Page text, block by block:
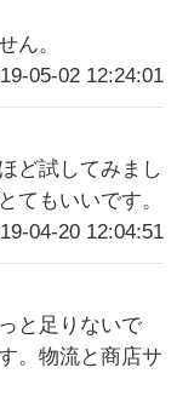
ん。
05-02 12:24:01
ど試してみまし
てもいいです。
04-20 12:04:51
と足りないで
。物流と商店サ